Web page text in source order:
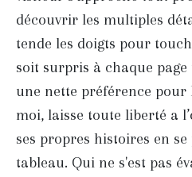
découvrir les multiples
tende les doigts pour
soit surpris à chaque page
une nette préférence pour
moi, laisse toute liberté a
ses propres histoires en
tableau. Qui ne s'est pas